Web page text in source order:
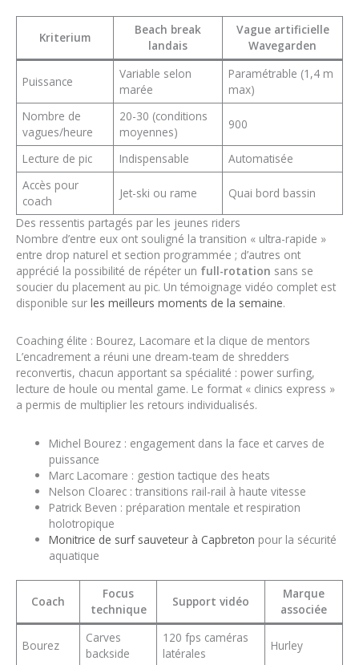
Kriterium
Beach break
landais
Vague artificielle
Wavegarden
Puissance
Variable selon
marée
Paramétrable (1,4 m
max)
Nombre de
vagues/heure
20-30 (conditions
moyennes)
900
Lecture de pic Indispensable
Automatisée
Accès pour
coach
Jet-ski ou rame
Quai bord bassin
Des ressentis partagés par les jeunes riders
Nombre d’entre eux ont souligné la transition « ultra-rapide »
entre drop naturel et section programmée ; d’autres ont
apprécié la possibilité de répéter un full-rotation sans se
soucier du placement au pic. Un témoignage vidéo complet est
disponible sur les meilleurs moments de la semaine.
Coaching élite : Bourez, Lacomare et la clique de mentors
L’encadrement a réuni une dream-team de shredders
reconvertis, chacun apportant sa spécialité : power surfing,
lecture de houle ou mental game. Le format « clinics express »
a permis de multiplier les retours individualisés.
Michel Bourez : engagement dans la face et carves de
puissance
Marc Lacomare : gestion tactique des heats
Nelson Cloarec : transitions rail-rail à haute vitesse
Patrick Beven : préparation mentale et respiration
holotropique
Monitrice de surf sauveteur à Capbreton pour la sécurité
aquatique
Coach
Focus
technique
Support vidéo
Marque
associée
Bourez
Carves
backside
120 fps caméras
latérales
Hurley